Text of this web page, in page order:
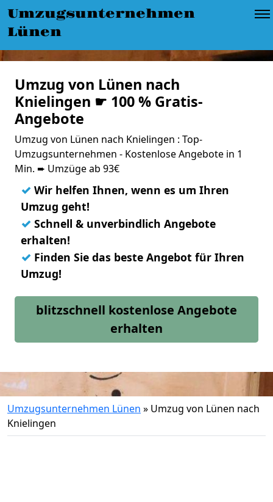
Umzugsunternehmen
Lünen
Umzug von Lünen nach
Knielingen ☛ 100 % Gratis-
Angebote
Umzug von Lünen nach Knielingen : Top-
Umzugsunternehmen - Kostenlose Angebote in 1
Min. ➨ Umzüge ab 93€
✓ Wir helfen Ihnen, wenn es um Ihren
Umzug geht!
✓ Schnell & unverbindlich Angebote
erhalten!
✓ Finden Sie das beste Angebot für Ihren
Umzug!
blitzschnell kostenlose Angebote
erhalten
Umzugsunternehmen Lünen » Umzug von Lünen nach
Knielingen